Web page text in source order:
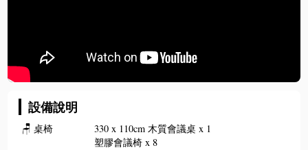
設備說明
🪑 桌椅
330 x 110cm 木質會議桌 x 1
塑膠會議椅 x 8